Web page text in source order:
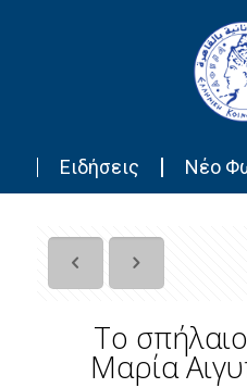
Ειδήσεις Νέο
To
Μαρία